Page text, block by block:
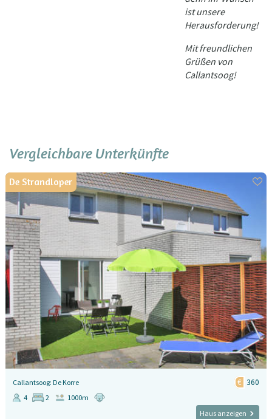
ist unsere
Herausforderung!
Mit freundlichen
Grüßen von
Callantsoog!
Vergleichbare Unterkünfte
De Strandloper
Callantsoog: De Korre 360
4 2
1000m
Haus anzeigen